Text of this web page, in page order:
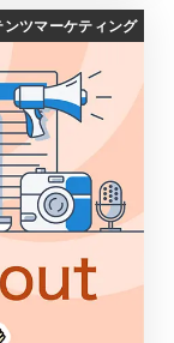
ンツマーケティング